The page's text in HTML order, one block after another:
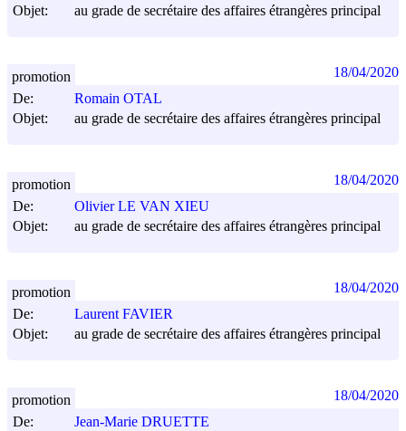
Objet:
au grade de secrétaire des affaires étrangères principal
De:
Romain OTAL
Objet:
au grade de secrétaire des affaires étrangères principal
promotion 18/04/2020
De:
Olivier LE VAN XIEU
Objet:
au grade de secrétaire des affaires étrangères principal
promotion 18/04/2020
De:
Laurent FAVIER
Objet:
au grade de secrétaire des affaires étrangères principal
promotion 18/04/2020
De:
Jean-Marie DRUETTE
promotion 18/04/2020